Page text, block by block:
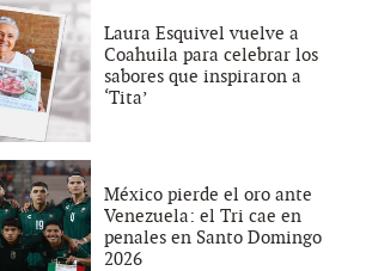
Laura Esquivel vuelve a
Coahuila para celebrar los
sabores que inspiraron a
‘Tita’
México pierde el oro ante
Venezuela: el Tri cae en
penales en Santo Domingo
2026